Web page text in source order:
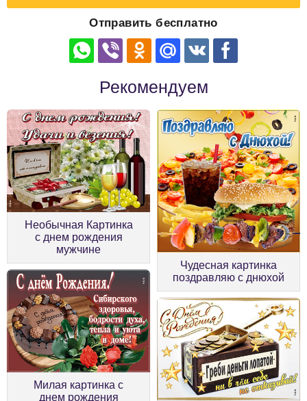
Отправить бесплатно
Рекомендуем
Необычная Картинка
с днем рождения
мужчине
Чудесная картинка
поздравляю с днюхой
Милая картинка с
днем рождения